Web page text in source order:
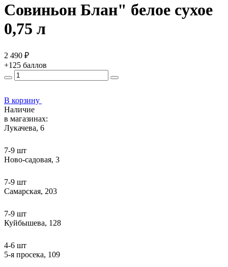
Совиньон Блан" белое сухое
0,75 л
2 490 ₽
+125 баллов
В корзину
Наличие
в магазинах:
Лукачева, 6
7-9 шт
Ново-садовая, 3
7-9 шт
Самарская, 203
7-9 шт
Куйбышева, 128
4-6 шт
5-я просека, 109